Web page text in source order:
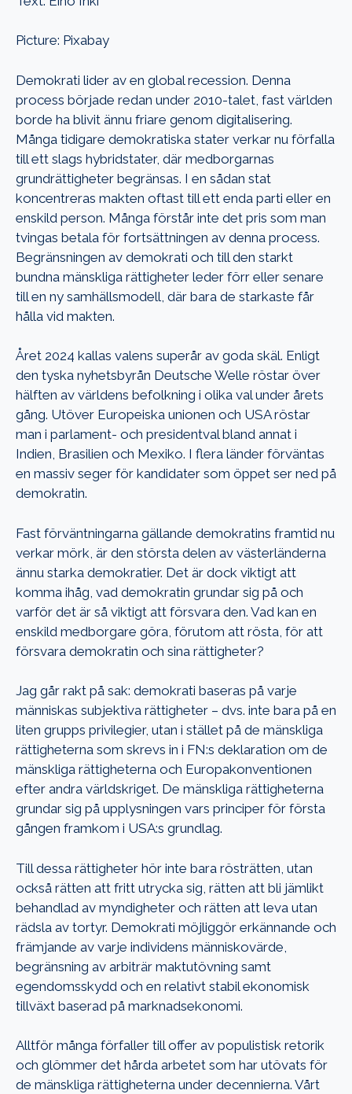
Picture: Pixabay
Demokrati lider av en global recession. Denna
process började redan under 2010-talet, fast världen
borde ha blivit ännu friare genom digitalisering.
Många tidigare demokratiska stater verkar nu förfalla
till ett slags hybridstater, där medborgarnas
grundrättigheter begränsas. I en sådan stat
koncentreras makten oftast till ett enda parti eller en
enskild person. Många förstår inte det pris som man
tvingas betala för fortsättningen av denna process.
Begränsningen av demokrati och till den starkt
bundna mänskliga rättigheter leder förr eller senare
till en ny samhällsmodell, där bara de starkaste får
hålla vid makten.
Året 2024 kallas valens superår av goda skäl. Enligt
den tyska nyhetsbyrån Deutsche Welle röstar över
hälften av världens befolkning i olika val under årets
gång. Utöver Europeiska unionen och USA röstar
man i parlament- och presidentval bland annat i
Indien, Brasilien och Mexiko. I flera länder förväntas
en massiv seger för kandidater som öppet ser ned på
demokratin.
Fast förväntningarna gällande demokratins framtid nu
verkar mörk, är den största delen av västerländerna
ännu starka demokratier. Det är dock viktigt att
komma ihåg, vad demokratin grundar sig på och
varför det är så viktigt att försvara den. Vad kan en
enskild medborgare göra, förutom att rösta, för att
försvara demokratin och sina rättigheter?
Jag går rakt på sak: demokrati baseras på varje
människas subjektiva rättigheter – dvs. inte bara på en
liten grupps privilegier, utan i stället på de mänskliga
rättigheterna som skrevs in i FN:s deklaration om de
mänskliga rättigheterna och Europakonventionen
efter andra världskriget. De mänskliga rättigheterna
grundar sig på upplysningen vars principer för första
gången framkom i USA:s grundlag.
Till dessa rättigheter hör inte bara rösträtten, utan
också rätten att fritt utrycka sig, rätten att bli jämlikt
behandlad av myndigheter och rätten att leva utan
rädsla av tortyr. Demokrati möjliggör erkännande och
främjande av varje individens människovärde,
begränsning av arbiträr maktutövning samt
egendomsskydd och en relativt stabil ekonomisk
tillväxt baserad på marknadsekonomi.
Alltför många förfaller till offer av populistisk retorik
och glömmer det hårda arbetet som har utövats för
de mänskliga rättigheterna under decennierna. Vårt